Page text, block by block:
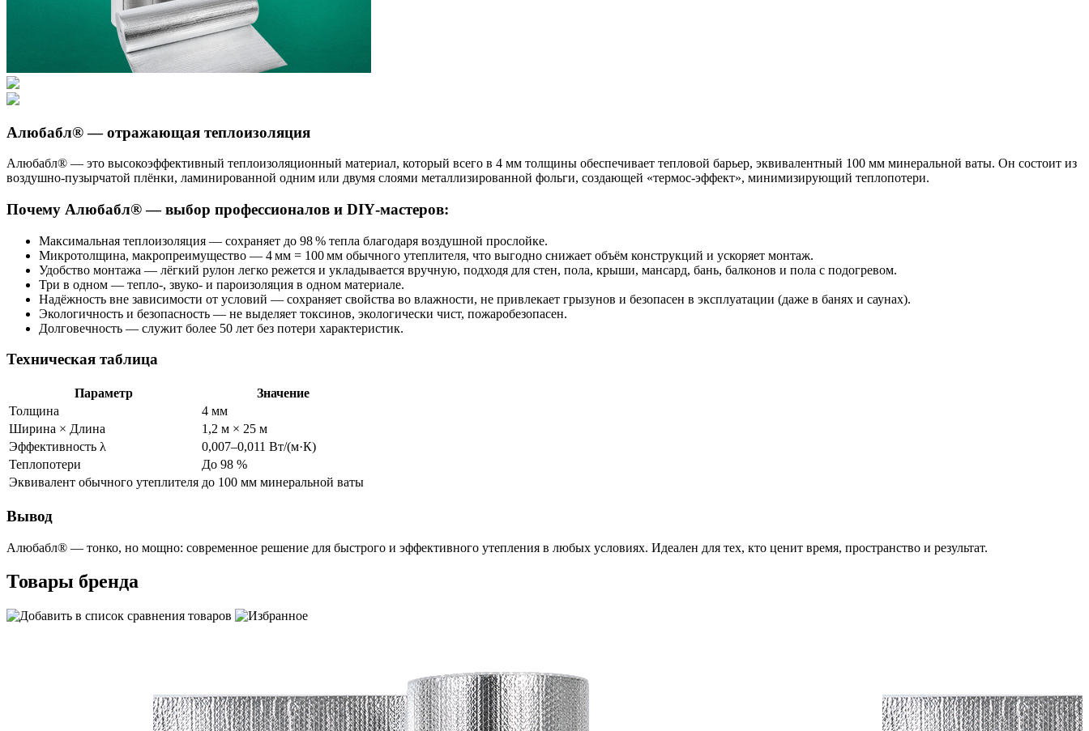
Алюбабл® — отражающая теплоизоляция
Алюбабл® — это высокоэффективный теплоизоляционный материал, который всего в 4 мм толщины обеспечивает тепловой барьер, эквивалентный 100 мм минеральной ваты. Он состоит из
воздушно‑пузырчатой плёнки, ламинированной одним или двумя слоями металлизированной фольги, создающей «термос‑эффект», минимизирующий теплопотери.
Почему Алюбабл® — выбор профессионалов и DIY‑мастеров:
Максимальная теплоизоляция — сохраняет до 98 % тепла благодаря воздушной прослойке.
Микротолщина, макропреимущество — 4 мм = 100 мм обычного утеплителя, что выгодно снижает объём конструкций и ускоряет монтаж.
Удобство монтажа — лёгкий рулон легко режется и укладывается вручную, подходя для стен, пола, крыши, мансард, бань, балконов и пола с подогревом.
Три в одном — тепло-, звуко- и пароизоляция в одном материале.
Надёжность вне зависимости от условий — сохраняет свойства во влажности, не привлекает грызунов и безопасен в эксплуатации (даже в банях и саунах).
Экологичность и безопасность — не выделяет токсинов, экологически чист, пожаробезопасен.
Долговечность — служит более 50 лет без потери характеристик.
Техническая таблица
Параметр
Значение
Толщина
4 мм
Ширина × Длина
1,2 м × 25 м
Эффективность λ
0,007–0,011 Вт/(м·К)
Теплопотери
До 98 %
Эквивалент обычного утеплителя до 100 мм минеральной ваты
Вывод
Алюбабл® — тонко, но мощно: современное решение для быстрого и эффективного утепления в любых условиях. Идеален для тех, кто ценит время, пространство и результат.
Товары бренда